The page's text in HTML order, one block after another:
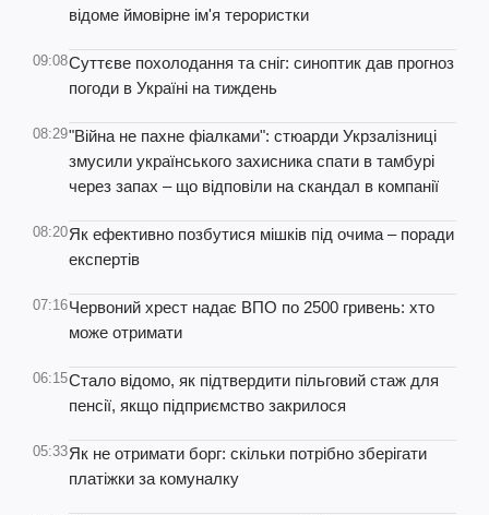
відоме ймовірне ім'я терористки
09:08Суттєве похолодання та сніг: синоптик дав прогноз
погоди в Україні на тиждень
08:29"Війна не пахне фіалками": стюарди Укрзалізниці
змусили українського захисника спати в тамбурі
через запах – що відповіли на скандал в компанії
08:20Як ефективно позбутися мішків під очима – поради
експертів
07:16Червоний хрест надає ВПО по 2500 гривень: хто
може отримати
06:15Стало відомо, як підтвердити пільговий стаж для
пенсії, якщо підприємство закрилося
05:33Як не отримати борг: скільки потрібно зберігати
платіжки за комуналку